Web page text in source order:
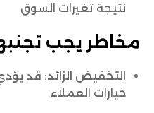
نتيجة تغيرات السوق
مخاطر يجب
التخفيض الزائد: قد
خيارات العملاء